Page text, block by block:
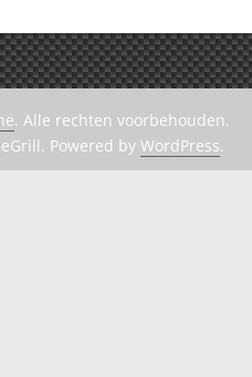
. Alle rechten voorbehouden.
Powered by WordPress.